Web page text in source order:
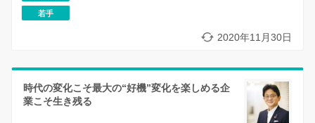
若手
2020年11月30日
時代の変化こそ最大の“好機”変化を楽しめる企
業こそ生き残る